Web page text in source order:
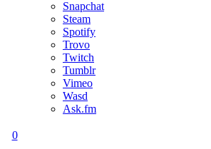
Snapchat
Steam
Spotify
Trovo
Twitch
Tumblr
Vimeo
Wasd
Ask.fm
0